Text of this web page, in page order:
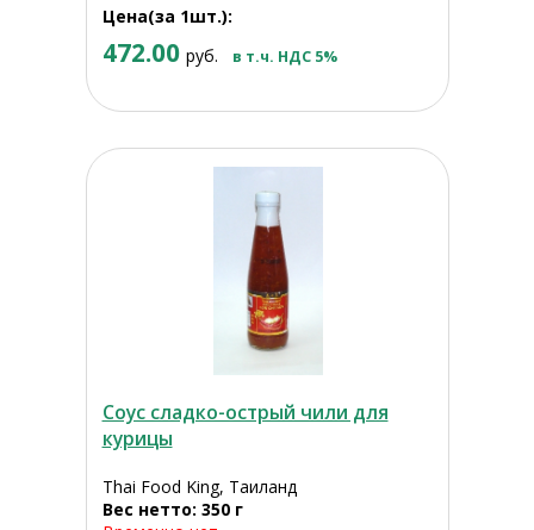
Цена(за 1шт.):
472.00 руб. в т.ч. НДС 5%
Соус сладко-острый чили для
курицы
Thai Food King, Таиланд
Вес нетто: 350 г